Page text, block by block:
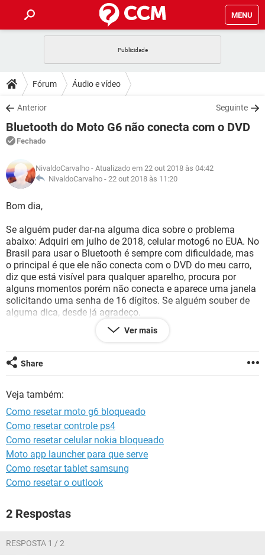
MENU
CELULAR
OUTLOOK
INSTAGRAM GMAIL
GUIA DE COMPRAS
DICAS
JOGOS
OUTLOOK
GUIA DE COMPRAS
DOWNLOADS
JOGOS WHATSAPP
CELULAR
OUTLOOK EXCEL
INSTAGRAM
GUIA DE COMPRAS
FÓRUM
CELULAR FACEBOOK
GUIA DE COMPRAS
GLOSSÁRIO
JOGOS
CELULAR
OUTLOOK EXCEL
INSTAGRAM GMAIL
GUIA DE COMPRAS
Fórum Áudio e vídeo
Anterior Seguinte
Bluetooth do Moto G6 não conecta com o DVD
Fechado
NivaldoCarvalho - Atualizado em 22 out 2018 às 04:42
NivaldoCarvalho - 22 out 2018 às 11:20
Bom dia,
Se alguém puder dar-na alguma dica sobre o problema
abaixo: Adquiri em julho de 2018, celular motog6 no EUA. No
Brasil para usar o Bluetooth é sempre com dificuldade, mas
o principal é que ele não conecta com o DVD do meu carro,
diz que está visível para qualquer aparelho, procura por
alguns momentos porém não conecta e aparece uma janela
solicitando uma senha de 16 dígitos. Se alguém souber de
alguma dica, desde já agradeço.
Ver mais
Share
Veja também:
Como resetar moto g6 bloqueado
Como resetar controle ps4
Como resetar celular nokia bloqueado
Moto app launcher para que serve
Como resetar tablet samsung
Como resetar o outlook
2 Respostas
RESPOSTA 1 / 2